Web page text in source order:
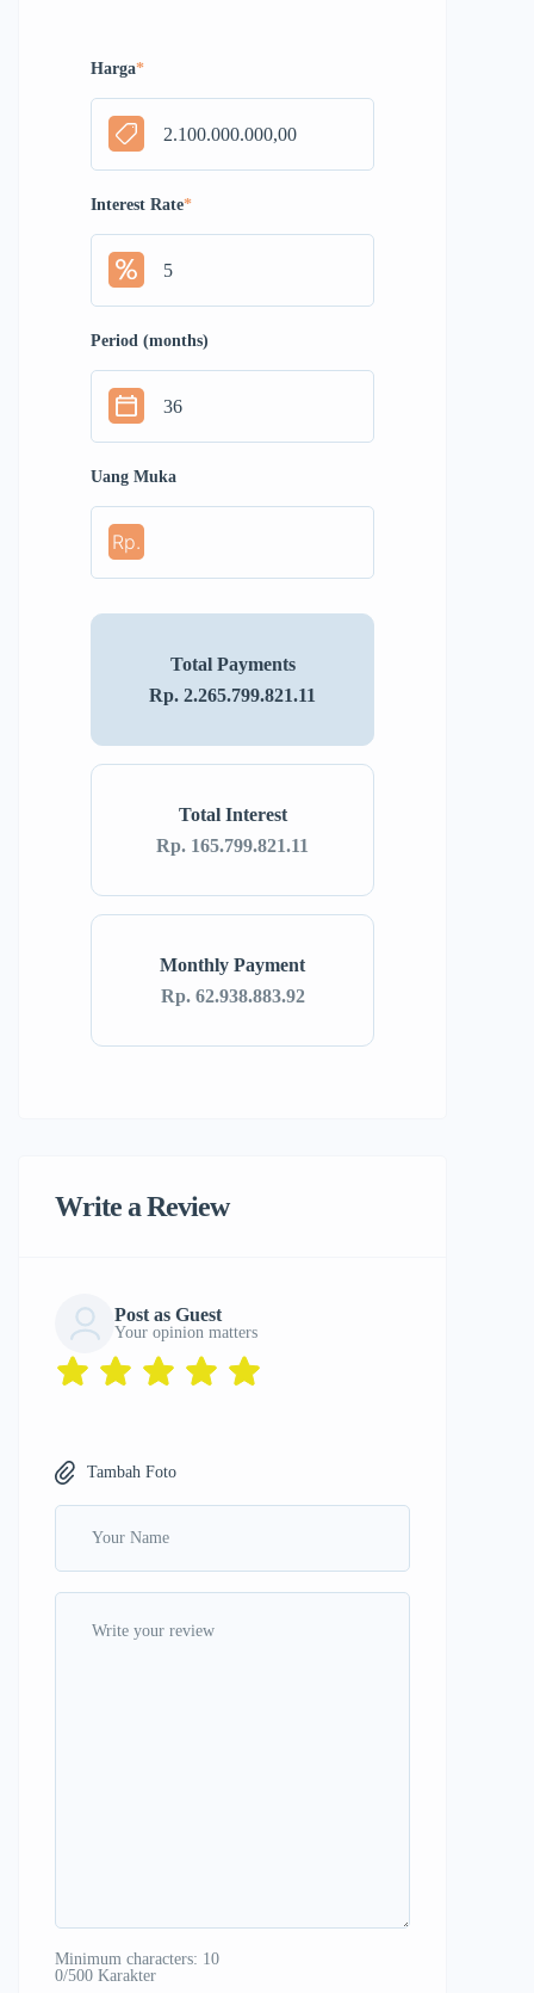
Harga*
Interest Rate*
Period (months)
Uang Muka
Rp.
Monthly Payment
Rp. 62.938.883.92
Total Interest
Rp. 165.799.821.11
Total Payments
Rp. 2.265.799.821.11
Write a Review
Post as Guest
Your opinion matters
Tambah Foto
Minimum characters: 10
0/500 Karakter